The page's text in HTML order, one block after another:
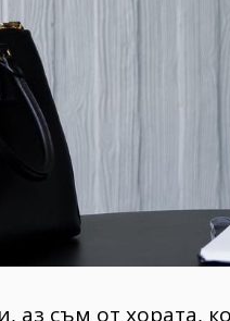
аз съм от хората,